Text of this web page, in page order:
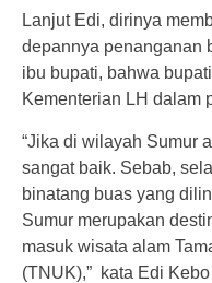
Lanjut Edi, dirinya
depannya penanganan
ibu bupati, bahwa
Kementerian LH dalam
“Jika di wilayah Sumur
sangat baik. Sebab,
binatang buas yang
Sumur merupakan
masuk wisata alam
(TNUK),” kata Edi Kebo